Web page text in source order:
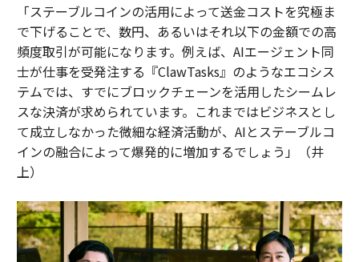
「ステーブルコインの活用によって送金コストを究極ま
で下げることで、数円、あるいはそれ以下の金額での高
頻度取引が可能になります。例えば、AIエージェント同
士が仕事を受発注する『ClawTasks』のようなエコシス
テムでは、すでにブロックチェーンを活用したシームレ
スな決済が求められています。これまではビジネスとし
て成立しなかった微細な経済活動が、AIとステーブルコ
インの融合によって爆発的に増加するでしょう」（井
上）